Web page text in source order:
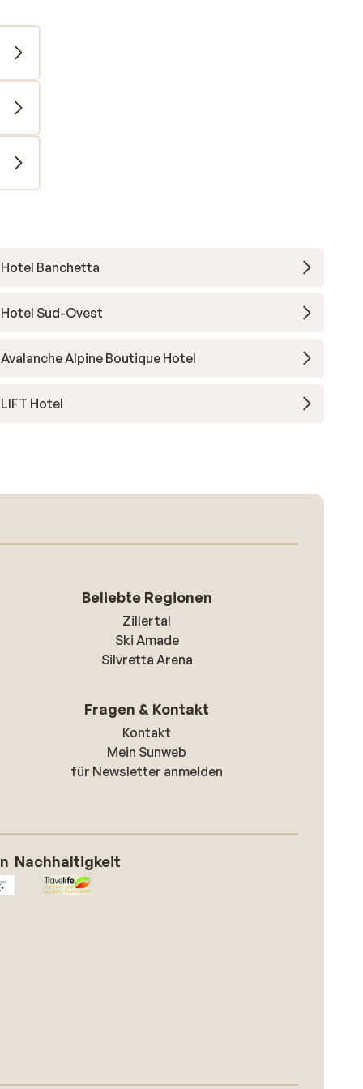
Hotel Banchetta
Hotel Sud-Ovest
Avalanche Alpine Boutique Hotel
LIFT Hotel
Beliebte Regionen
Zillertal
Ski Amade
Silvretta Arena
Fragen & Kontakt
Kontakt
Mein Sunweb
für Newsletter anmelden
Nachhaltigkeit